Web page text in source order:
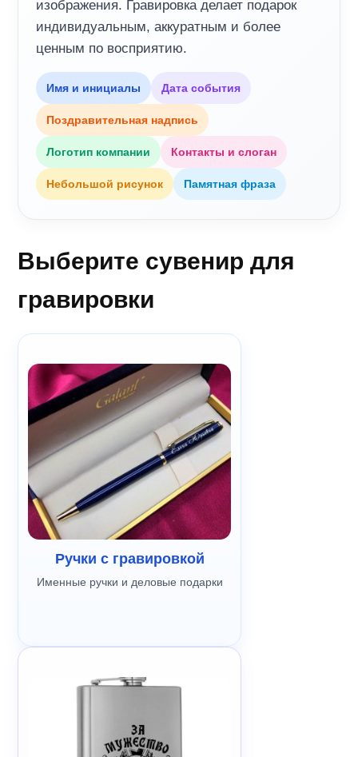
изображения. Гравировка делает подарок
индивидуальным, аккуратным и более
ценным по восприятию.
Имя и инициалы Дата события
Поздравительная надпись
Логотип компании Контакты и слоган
Небольшой рисунок Памятная фраза
Выберите сувенир для
гравировки
Ручки с гравировкой
Именные ручки и деловые подарки